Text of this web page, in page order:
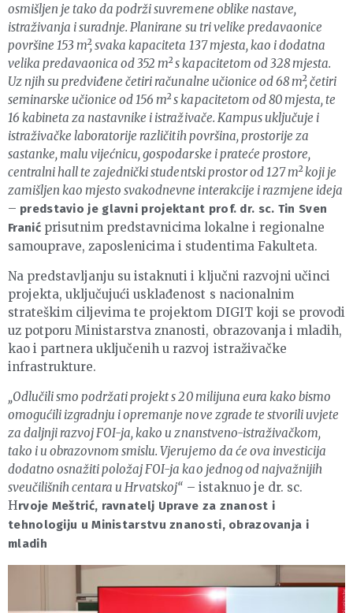
osmišljen je tako da podrži suvremene oblike nastave,
istraživanja i suradnje. Planirane su tri velike predavaonice
površine 153 m², svaka kapaciteta 137 mjesta, kao i dodatna
velika predavaonica od 352 m² s kapacitetom od 328 mjesta.
Uz njih su predviđene četiri računalne učionice od 68 m², četiri
seminarske učionice od 156 m² s kapacitetom od 80 mjesta, te
16 kabineta za nastavnike i istraživače. Kampus uključuje i
istraživačke laboratorije različitih površina, prostorije za
sastanke, malu vijećnicu, gospodarske i prateće prostore,
centralni hall te zajednički studentski prostor od 127 m² koji je
zamišljen kao mjesto svakodnevne interakcije i razmjene ideja
– predstavio je glavni projektant prof. dr. sc. Tin Sven
Franićprisutnim predstavnicima lokalne i regionalne
samouprave, zaposlenicima i studentima Fakulteta.
Na predstavljanju su istaknuti i ključni razvojni učinci
projekta, uključujući usklađenost s nacionalnim
strateškim ciljevima te projektom DIGIT koji se provodi
uz potporu Ministarstva znanosti, obrazovanja i mladih,
kao i partnera uključenih u razvoj istraživačke
infrastrukture.
„Odlučili smo podržati projekt s 20 milijuna eura kako bismo
omogućili izgradnju i opremanje nove zgrade te stvorili uvjete
za daljnji razvoj FOI-ja, kako u znanstveno-istraživačkom,
tako i u obrazovnom smislu. Vjerujemo da će ova investicija
dodatno osnažiti položaj FOI-ja kao jednog od najvažnijih
sveučilišnih centara u Hrvatskoj“ – istaknuo je dr. sc.
Hrvoje Meštrić, ravnatelj Uprave za znanost i
tehnologiju u Ministarstvu znanosti, obrazovanja i
mladih